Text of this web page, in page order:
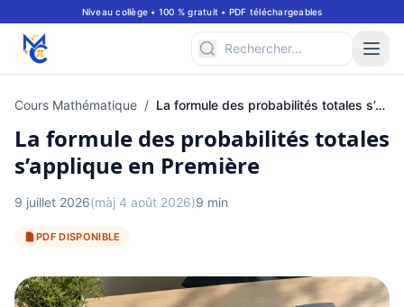
Niveau collège • 100 % gratuit • PDF téléchargeables
Cours Mathématique / La formule des probabilités totales s’applique en Première
La formule des probabilités totales
s’applique en Première
9 juillet 2026(màj 4 août 2026)9 min
PDF DISPONIBLE